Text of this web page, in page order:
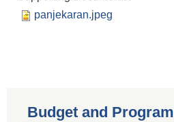
panjekaran.jpeg
Budget and Program